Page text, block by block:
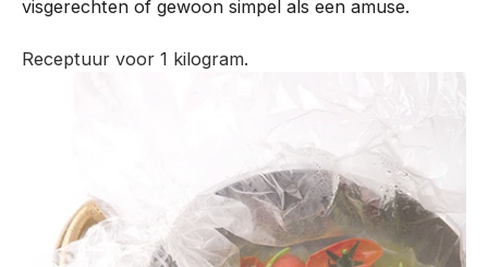
visgerechten of gewoon simpel als een amuse.
Receptuur voor 1 kilogram.